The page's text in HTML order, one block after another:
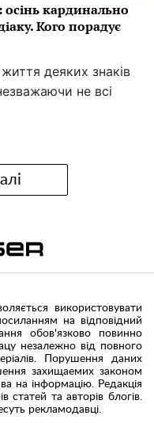
кардинально
Кого порадує
деяких знаків
не всі
використовувати
на відповідний
обов'язково повинно
незалежно від повного
Порушення даних
захищаемих законом
на інформацію. Редакція
статей та авторів блогів.
рекламодавці.